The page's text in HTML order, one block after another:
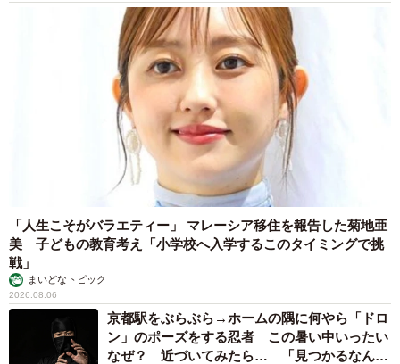
「人生こそがバラエティー」 マレーシア移住を報告した菊地亜
美 子どもの教育考え「小学校へ入学するこのタイミングで挑
戦」
まいどなトピック
2026.08.06
京都駅をぶらぶら→ホームの隅に何やら「ドロ
ン」のポーズをする忍者 この暑い中いったい
なぜ？ 近づいてみたら… 「見つかるなんて